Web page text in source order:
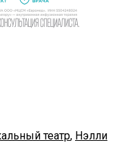
театр, Нэлли